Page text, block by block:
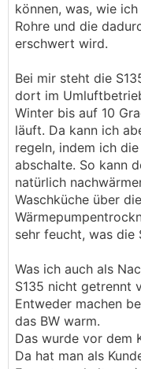
können, was, wie
Rohre und die
erschwert wird.
Bei mir steht die
dort im
Winter bis auf 10
läuft. Da kann ich
regeln, indem ich
abschalte. So kann
natürlich
Waschküche über
sehr feucht, was die
Was ich auch als
S135 nicht getrennt
Entweder machen
das BW warm.
Das wurde vor dem
Da hat man als